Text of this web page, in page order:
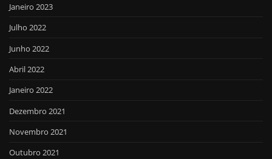
Janeiro 2023
Julho 2022
Junho 2022
Abril 2022
Janeiro 2022
Dezembro 2021
Novembro 2021
Outubro 2021